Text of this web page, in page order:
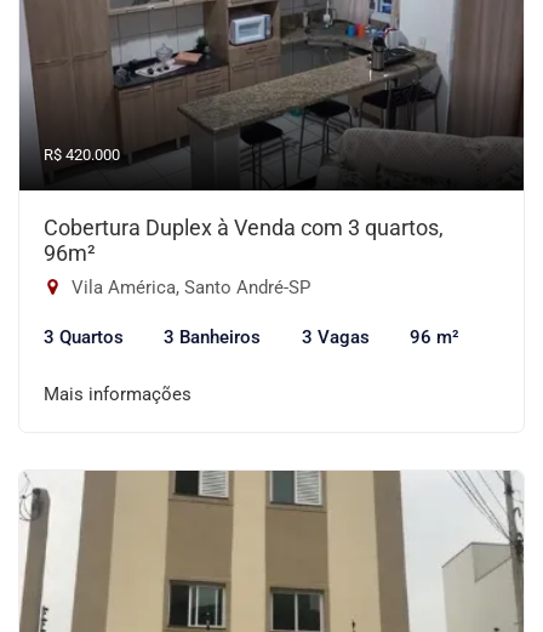
R$ 420.000
Cobertura Duplex à Venda com 3 quartos,
96m²
Vila América, Santo André-SP
3 Quartos 3 Banheiros 3 Vagas 96 m²
Mais informações